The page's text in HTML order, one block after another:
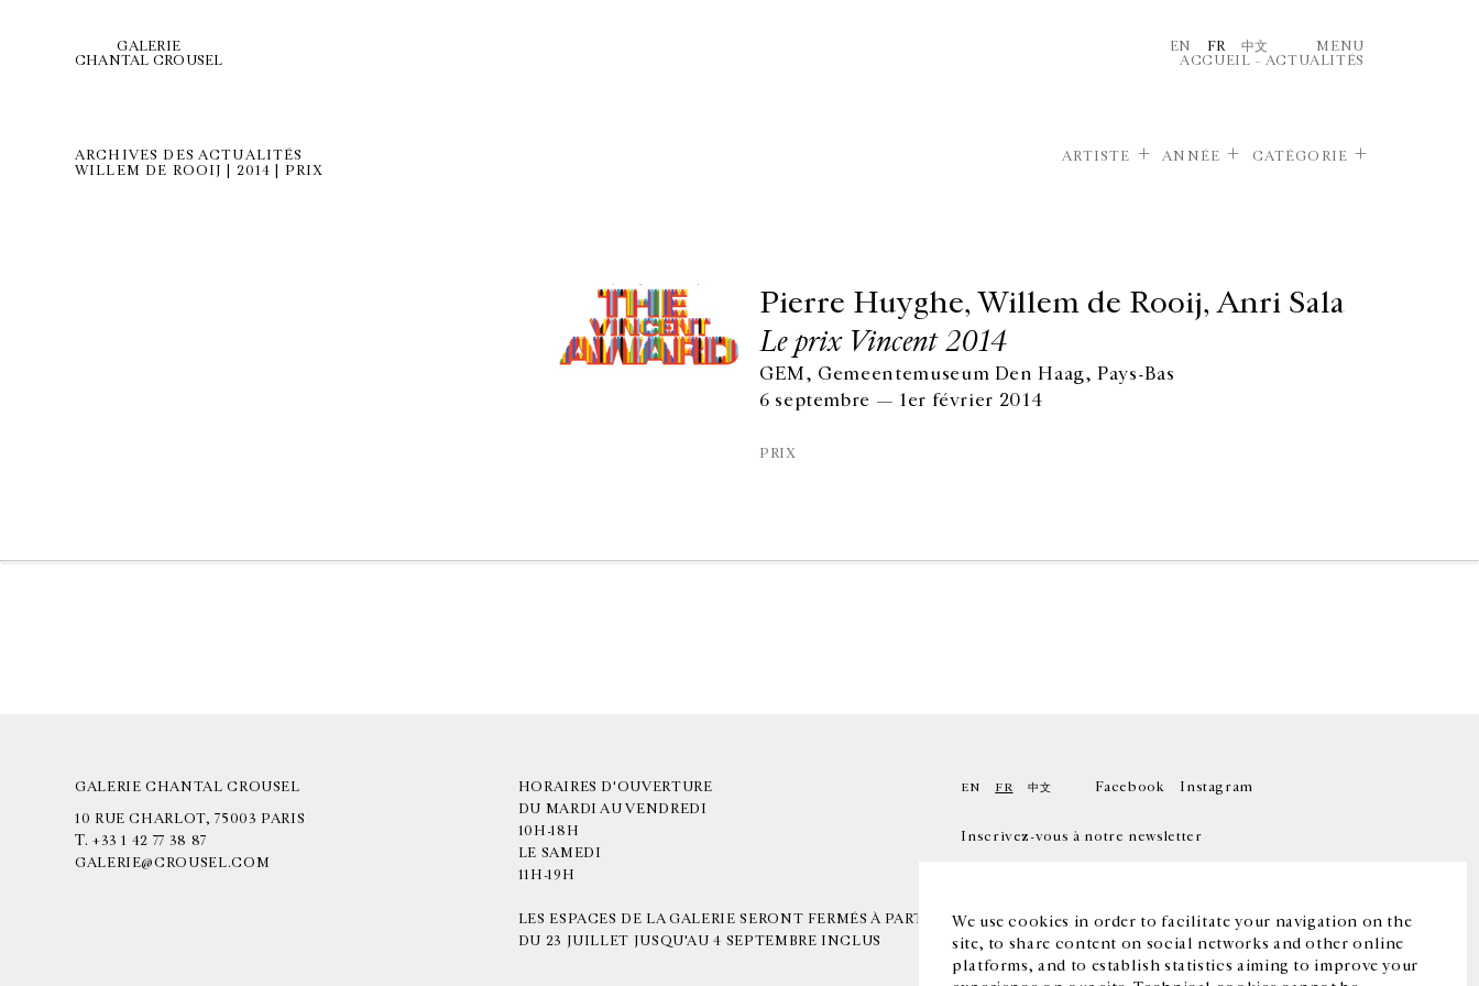
We use cookies in order to facilitate your navigation on the
site, to share content on social networks and other online
platforms, and to establish statistics aiming to improve your
GALERIE
CHANTAL CROUSEL
EN FR 中文
MENU
ACCUEIL – ACTUALITÉS
ARCHIVES DES ACTUALITÉS
WILLEM DE ROOIJ | 2014 | PRIX
ARTISTE ANNÉE CATÉGORIE
Pierre Huyghe, Willem de Rooij, Anri Sala
Le prix Vincent 2014
GEM, Gemeentemuseum Den Haag, Pays-Bas
6 septembre — 1er février 2014
PRIX
GALERIE CHANTAL CROUSEL
10 RUE CHARLOT, 75003 PARIS
T. +33 1 42 77 38 87
GALERIE@CROUSEL.COM
HORAIRES D'OUVERTURE
DU MARDI AU VENDREDI
10H-18H
LE SAMEDI
11H-19H
LES ESPACES DE LA GALERIE SERONT FERMÉS À PARTIR
DU 23 JUILLET JUSQU'AU 4 SEPTEMBRE INCLUS
EN FR 中文 Facebook Instagram
Inscrivez-vous à notre newsletter